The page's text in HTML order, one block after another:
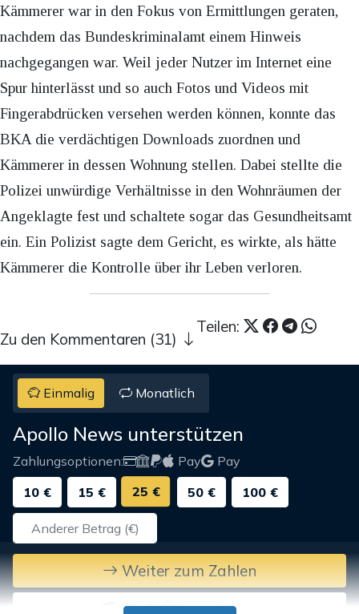
Kämmerer war in den Fokus von Ermittlungen geraten,
nachdem das Bundeskriminalamt einem Hinweis
nachgegangen war. Weil jeder Nutzer im Internet eine
Spur hinterlässt und so auch Fotos und Videos mit
Fingerabdrücken versehen werden können, konnte das
BKA die verdächtigen Downloads zuordnen und
Kämmerer in dessen Wohnung stellen. Dabei stellte die
Polizei unwürdige Verhältnisse in den Wohnräumen der
Angeklagte fest und schaltete sogar das Gesundheitsamt
ein. Ein Polizist sagte dem Gericht, es wirkte, als hätte
Kämmerer die Kontrolle über ihr Leben verloren.
Teilen:
Zu den Kommentaren (31)
Einmalig Monatlich
Apollo News unterstützen
Zahlungsoptionen: Pay
Pay
10 €
15 € 25 € 50 € 100 €
Weiter zum Zahlen
Bank-Überweisung